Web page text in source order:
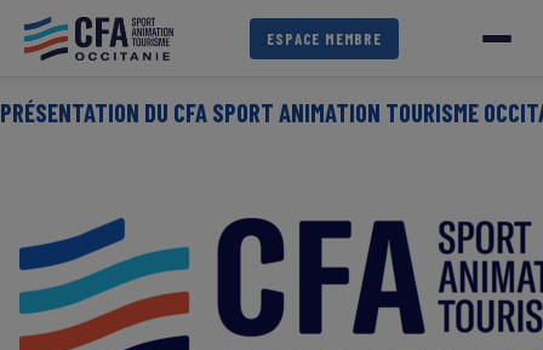
contenu
ESPACE MEMBRE
PRÉSENTATION DU CFA SPORT ANIMATION TOURISME